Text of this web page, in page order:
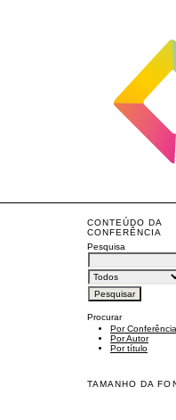
CONTEÚDO DA
CONFERÊNCIA
Pesquisa
Procurar
Por Conferência
Por Autor
Por título
TAMANHO DA